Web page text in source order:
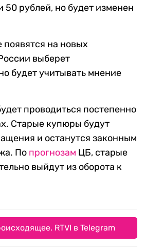
50 рублей, но будет изменен
появятся на новых
выберет
будет учитывать мнение
проводиться постепенно
Старые купюры будут
и останутся законным
По прогнозам ЦБ, старые
выйдут из оборота к
RTVI в Telegram